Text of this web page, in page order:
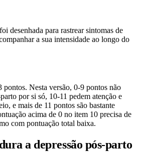
desenhada para rastrear sintomas de
a sua intensidade ao longo do
pontos. Nesta versão, 0-9 pontos não
por si só, 10-11 pedem atenção e
e mais de 11 pontos são bastante
acima de 0 no item 10 precisa de
com pontuação total baixa.
a depressão pós-parto